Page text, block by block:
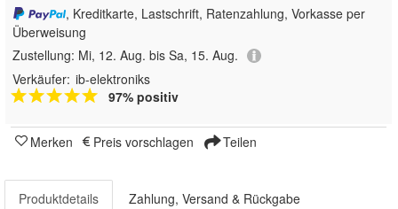
, Kreditkarte, Lastschrift, Ratenzahlung, Vorkasse per
Überweisung
Zustellung: Mi, 12. Aug. bis Sa, 15. Aug.
Verkäufer: ib-elektroniks
97% positiv
Merken Preis vorschlagen Teilen
Produktdetails Zahlung, Versand & Rückgabe